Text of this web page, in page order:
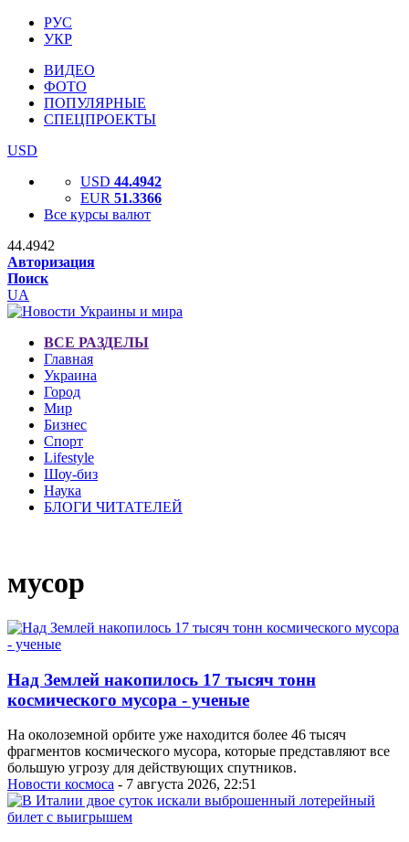
РУС
УКР
ВИДЕО
ФОТО
ПОПУЛЯРНЫЕ
СПЕЦПРОЕКТЫ
USD
USD 44.4942
EUR 51.3366
Все курсы валют
44.4942
Авторизация
Поиск
UA
ВСЕ РАЗДЕЛЫ
Главная
Украина
Город
Мир
Бизнес
Спорт
Lifestyle
Шоу-биз
Наука
БЛОГИ ЧИТАТЕЛЕЙ
мусор
Над Землей накопилось 17 тысяч тонн
космического мусора - ученые
На околоземной орбите уже находится более 46 тысяч
фрагментов космического мусора, которые представляют все
большую угрозу для действующих спутников.
Новости космоса - 7 августа 2026, 22:51